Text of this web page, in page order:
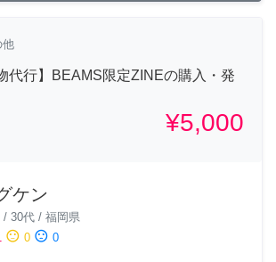
他
代行】BEAMS限定ZINEの購入・発
¥5,000
ケン
/ 30代 / 福岡県
sentiment_neutral 0 sentiment_dissatisfied 0